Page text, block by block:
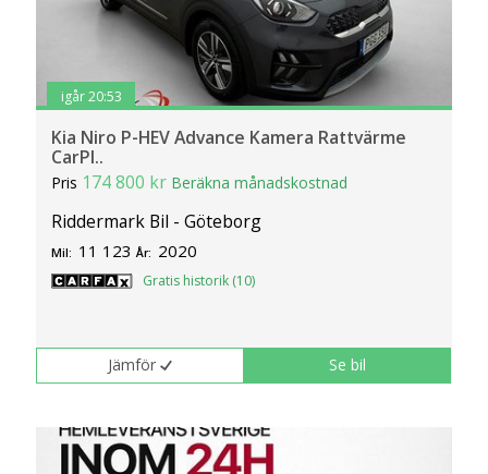
igår 20:53
Kia Niro P-HEV Advance Kamera Rattvärme
CarPl..
Pris 174 800 kr Beräkna månadskostnad
Riddermark Bil - Göteborg
Mil: 11 123 År: 2020
Gratis historik (10)
Jämför Se bil